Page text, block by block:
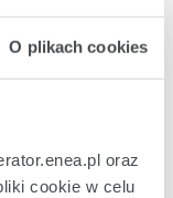
O plikach cookies
oraz
cookie w celu
i